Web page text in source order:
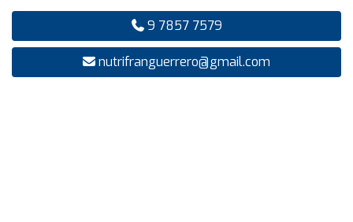
9 7857 7579
nutrifranguerrero@gmail.com